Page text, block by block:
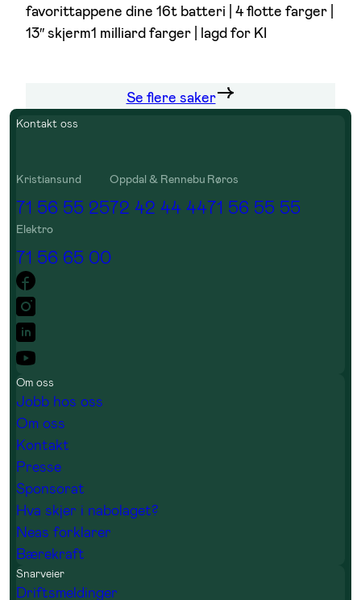
favorittappene dine 16t batteri | 4 flotte farger |
13″ skjerm1 milliard farger | lagd for KI
Se flere saker
Kontakt oss
Kristiansund
71 56 55 25
Oppdal & Rennebu
72 42 44 44
Røros
71 56 55 55
Elektro
71 56 65 00
Om oss
Jobb hos oss
Om oss
Kontakt
Presse
Sponsorat
Hva skjer i nabolaget?
Neas forklarer
Bærekraft
Snarveier
Driftsmeldinger